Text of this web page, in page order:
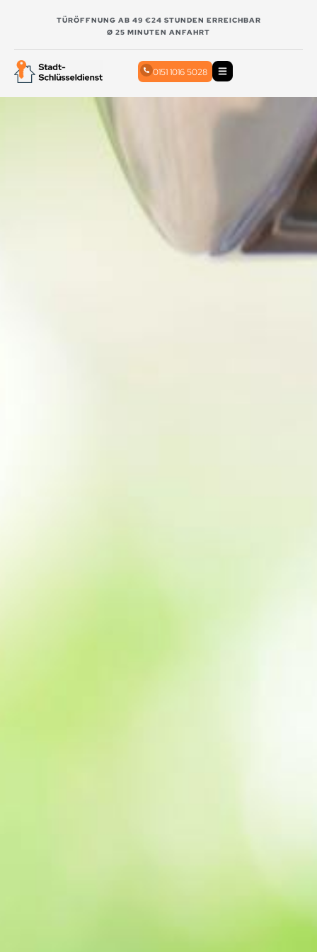
TÜRÖFFNUNG AB 49 €24 STUNDEN ERREICHBAR
Ø 25 MINUTEN ANFAHRT
0151 1016 5028